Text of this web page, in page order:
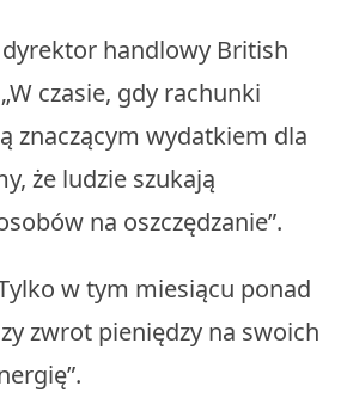
handlowy British
czasie, gdy rachunki
znaczącym wydatkiem dla
że ludzie szukają
na oszczędzanie”.
w tym miesiącu ponad
zwrot pieniędzy na swoich